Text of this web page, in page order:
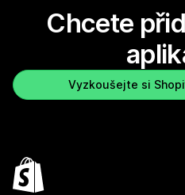
Chcete
Vyzkoušejte si